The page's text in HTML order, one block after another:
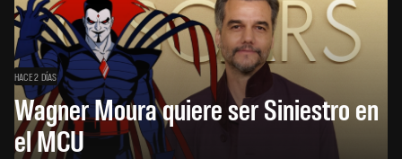
HACE 2 DÍAS
Wagner Moura quiere ser Siniestro en
el MCU